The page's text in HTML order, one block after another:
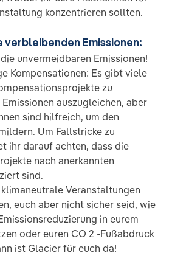
konzentrieren sollten.
verbleibenden Emissionen:
unvermeidbaren Emissionen!
Kompensationen: Es gibt viele
zu
auszugleichen, aber
sind hilfreich, um den
Um Fallstricke zu
ihr darauf achten, dass die
nach anerkannten
sind.
Veranstaltungen
euch aber nicht sicher seid, wie
in eurem
oder euren CO 2 -Fußabdruck
ist Glacier für euch da!